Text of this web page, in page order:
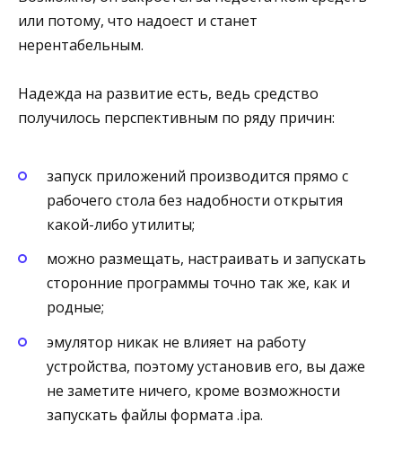
или потому, что надоест и станет
нерентабельным.
Надежда на развитие есть, ведь средство
получилось перспективным по ряду причин:
запуск приложений производится прямо с
рабочего стола без надобности открытия
какой-либо утилиты;
можно размещать, настраивать и запускать
сторонние программы точно так же, как и
родные;
эмулятор никак не влияет на работу
устройства, поэтому установив его, вы даже
не заметите ничего, кроме возможности
запускать файлы формата .ipa.